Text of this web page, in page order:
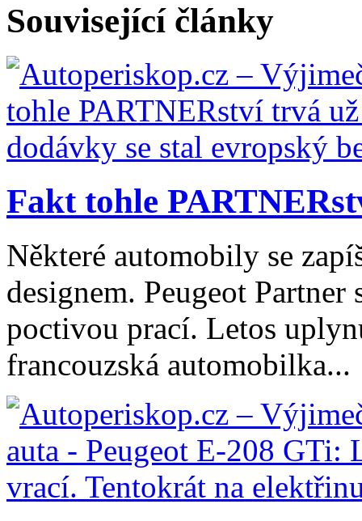
Související články
Fakt tohle
Některé automobily se
designem. Peugeot
poctivou prací. Letos
francouzská automobilka...